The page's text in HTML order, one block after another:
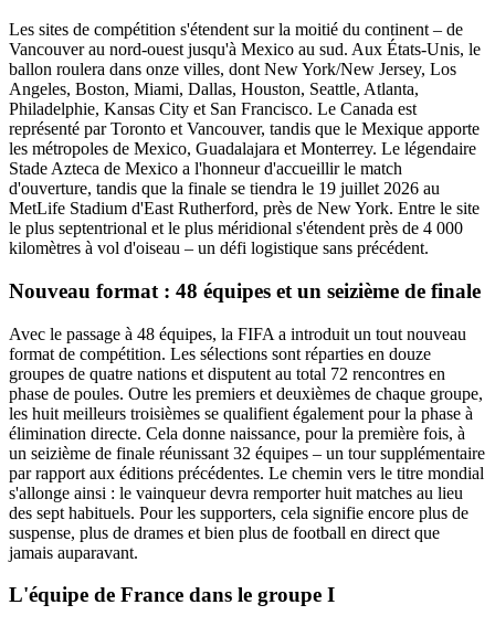
Les sites de compétition s'étendent sur la moitié du continent – de
Vancouver au nord-ouest jusqu'à Mexico au sud. Aux États-Unis, le
ballon roulera dans onze villes, dont New York/New Jersey, Los
Angeles, Boston, Miami, Dallas, Houston, Seattle, Atlanta,
Philadelphie, Kansas City et San Francisco. Le Canada est
représenté par Toronto et Vancouver, tandis que le Mexique apporte
les métropoles de Mexico, Guadalajara et Monterrey. Le légendaire
Stade Azteca de Mexico a l'honneur d'accueillir le match
d'ouverture, tandis que la finale se tiendra le 19 juillet 2026 au
MetLife Stadium d'East Rutherford, près de New York. Entre le site
le plus septentrional et le plus méridional s'étendent près de 4 000
kilomètres à vol d'oiseau – un défi logistique sans précédent.
Nouveau format : 48 équipes et un seizième de finale
Avec le passage à 48 équipes, la FIFA a introduit un tout nouveau
format de compétition. Les sélections sont réparties en douze
groupes de quatre nations et disputent au total 72 rencontres en
phase de poules. Outre les premiers et deuxièmes de chaque groupe,
les huit meilleurs troisièmes se qualifient également pour la phase à
élimination directe. Cela donne naissance, pour la première fois, à
un seizième de finale réunissant 32 équipes – un tour supplémentaire
par rapport aux éditions précédentes. Le chemin vers le titre mondial
s'allonge ainsi : le vainqueur devra remporter huit matches au lieu
des sept habituels. Pour les supporters, cela signifie encore plus de
suspense, plus de drames et bien plus de football en direct que
jamais auparavant.
L'équipe de France dans le groupe I